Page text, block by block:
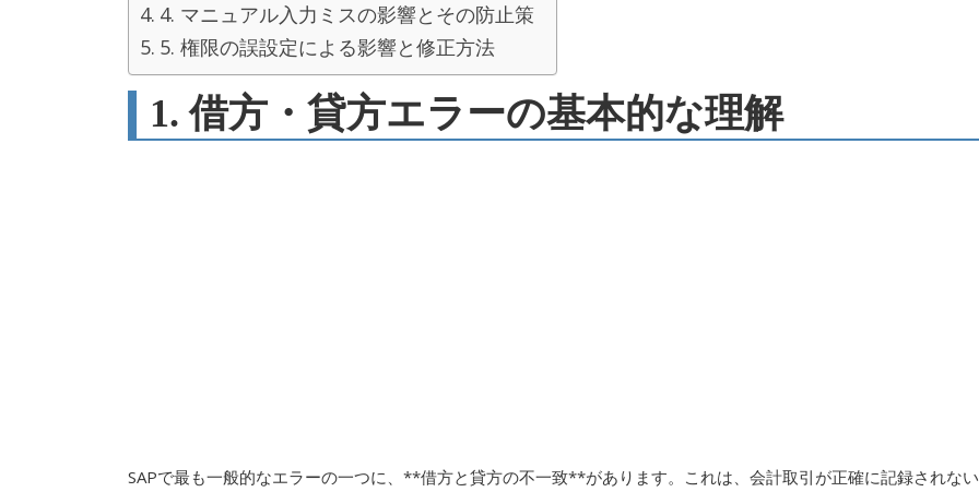
4. マニュアル入力ミスの影響とその防止策
5. 権限の誤設定による影響と修正方法
1. 借方・貸方エラーの基本的な理解
SAPで最も一般的なエラーの一つに、**借方と貸方の不一致**があります。これは、会計取引が正確に記録されない